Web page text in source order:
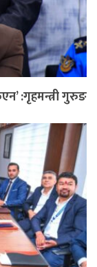
:गृहमन्त्री गुरुङ